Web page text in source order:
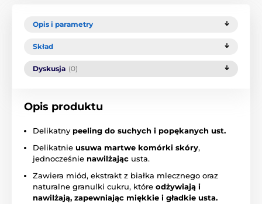
Opis i parametry
Skład
Dyskusja (0)
Opis produktu
Delikatny peeling do suchych i popękanych ust.
Delikatnie usuwa martwe komórki skóry,
jednocześnie nawilżając usta.
Zawiera miód, ekstrakt z białka mlecznego oraz
naturalne granulki cukru, które odżywiają i
nawilżają, zapewniając miękkie i gładkie usta.